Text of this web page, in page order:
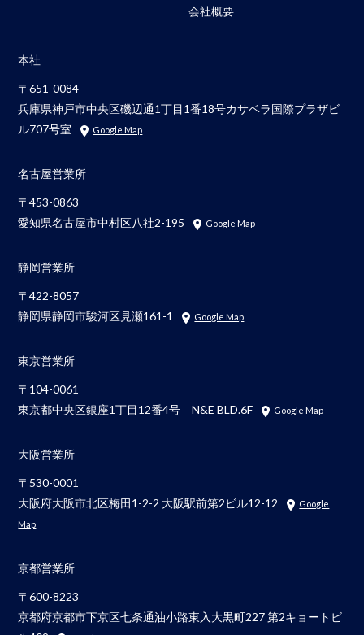
会社概要
本社
〒651-0084
兵庫県神戸市中央区磯辺通1丁目1番18号カサベラ国際プラザビ
ル707号室
Google Map
名古屋営業所
〒453-0863
愛知県名古屋市中村区八社2-195
Google Map
静岡営業所
〒422-8057
静岡県静岡市駿河区見瀬161-1
Google Map
東京営業所
〒104-0061
東京都中央区銀座1丁目12番4号 N&E BLD.6F
Google Map
大阪営業所
〒530-0001
大阪府大阪市北区梅田1-2-2 大阪駅前第2ビル12-12
Google
Map
京都営業所
〒600-8223
京都府京都市下京区七条通油小路東入大黒町227 第2キョートビ